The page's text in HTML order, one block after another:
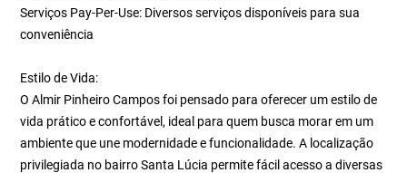
Serviços Pay-Per-Use: Diversos serviços disponíveis para sua
conveniência
Estilo de Vida:
O Almir Pinheiro Campos foi pensado para oferecer um estilo de
vida prático e confortável, ideal para quem busca morar em um
ambiente que une modernidade e funcionalidade. A localização
privilegiada no bairro Santa Lúcia permite fácil acesso a diversas